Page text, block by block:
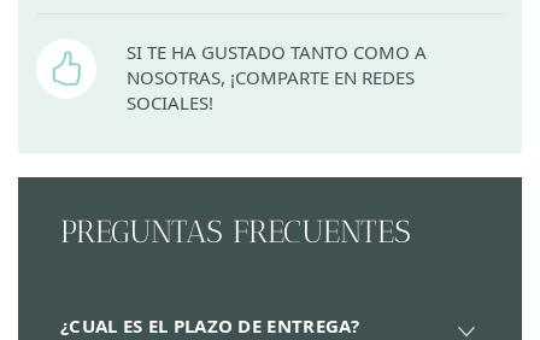
SI TE HA GUSTADO TANTO COMO A
NOSOTRAS, ¡COMPARTE EN REDES
SOCIALES!
PREGUNTAS FRECUENTES
¿CUAL ES EL PLAZO DE ENTREGA?